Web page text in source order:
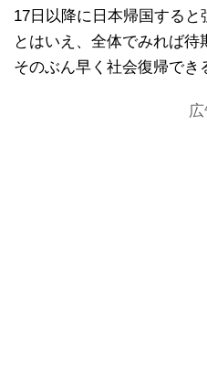
17日以降に日本帰国すると
とはいえ、全体でみれば待
そのぶん早く社会復帰でき